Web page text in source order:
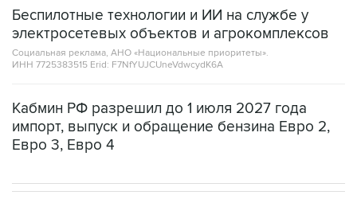
Беспилотные технологии и ИИ на службе у
электросетевых объектов и агрокомплексов
Социальная реклама, АНО «Национальные приоритеты».
ИНН 7725383515 Erid: F7NfYUJCUneVdwcydK6A
Кабмин РФ разрешил до 1 июля 2027 года
импорт, выпуск и обращение бензина Евро 2,
Евро 3, Евро 4